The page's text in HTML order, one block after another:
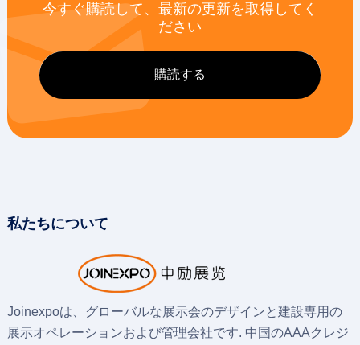
今すぐ購読して、最新の更新を取得してく
ださい
私たちについて
Joinexpoは、グローバルな展示会のデザインと建設専用の
展示オペレーションおよび管理会社です. 中国のAAAクレジ